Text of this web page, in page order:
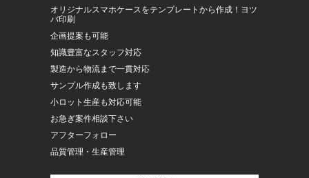
オリジナルスマホケースをテンプレートから作成！ヨツ
バ印刷
企画提案も可能
知識豊富なスタッフ対応
製造から物流まで一貫対応
サンプル作成も致します
小ロット生産も対応可能
お急ぎ案件相談下さい
アフターフォロー
品質管理・生産管理